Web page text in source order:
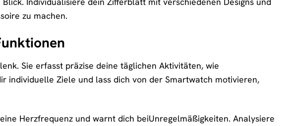
zu machen.
Sie erfasst präzise deine täglichen Aktivitäten, wie
individuelle Ziele und lass dich von der Smartwatch motivieren,
Herzfrequenz und warnt dich beiUnregelmäßigkeiten. Analysiere